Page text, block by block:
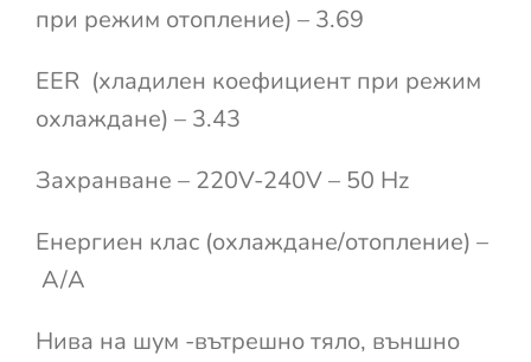
при режим отопление) – 3.69
EER (хладилен коефициент при режим
охлаждане) – 3.43
Захранване – 220V-240V – 50 Hz
Енергиен клас (охлаждане/отопление) –
A/A
Нива на шум -вътрешно тяло, външно